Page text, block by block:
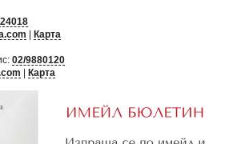
Карта
02/9880120
Карта